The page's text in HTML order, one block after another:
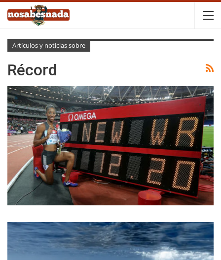
Artículos y noticias sobre
Récord